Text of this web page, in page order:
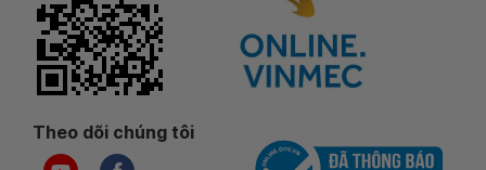
Theo dõi chúng tôi